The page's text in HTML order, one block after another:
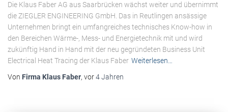
Die Klaus Faber AG aus Saarbrücken wächst weiter und übernimmt
die ZIEGLER ENGINEERING GmbH. Das in Reutlingen ansässige
Unternehmen bringt ein umfangreiches technisches Know-how in
den Bereichen Wärme-, Mess- und Energietechnik mit und wird
zukünftig Hand in Hand mit der neu gegründeten Business Unit
Electrical Heat Tracing der Klaus Faber Weiterlesen…
Von Firma Klaus Faber, vor4 Jahren